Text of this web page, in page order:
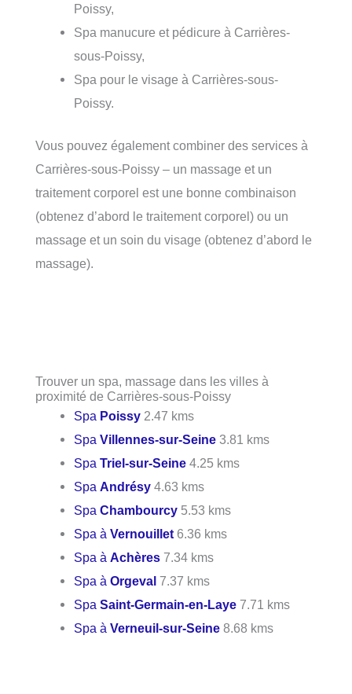
Poissy,
Spa manucure et pédicure à Carrières-
sous-Poissy,
Spa pour le visage à Carrières-sous-
Poissy.
Vous pouvez également combiner des services à
Carrières-sous-Poissy – un massage et un
traitement corporel est une bonne combinaison
(obtenez d’abord le traitement corporel) ou un
massage et un soin du visage (obtenez d’abord le
massage).
Trouver un spa, massage dans les villes à
proximité de Carrières-sous-Poissy
Spa Poissy 2.47 kms
SpaVillennes-sur-Seine 3.81 kms
SpaTriel-sur-Seine 4.25 kms
SpaAndrésy 4.63 kms
SpaChambourcy 5.53 kms
Spa àVernouillet 6.36 kms
Spa àAchères 7.34 kms
Spa àOrgeval 7.37 kms
SpaSaint-Germain-en-Laye 7.71 kms
Spa àVerneuil-sur-Seine 8.68 kms